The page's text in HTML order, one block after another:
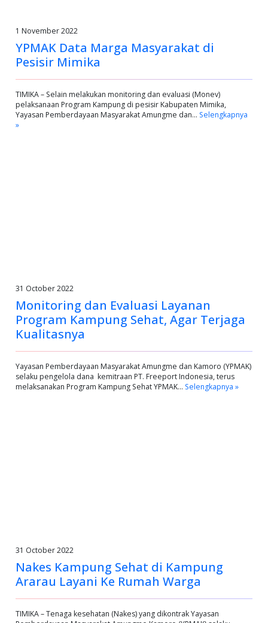
1 November 2022
YPMAK Data Marga Masyarakat di
Pesisir Mimika
TIMIKA – Selain melakukan monitoring dan evaluasi (Monev)
pelaksanaan Program Kampung di pesisir Kabupaten Mimika,
Yayasan Pemberdayaan Masyarakat Amungme dan… Selengkapnya
»
31 October 2022
Monitoring dan Evaluasi Layanan
Program Kampung Sehat, Agar Terjaga
Kualitasnya
Yayasan Pemberdayaan Masyarakat Amungme dan Kamoro (YPMAK)
selaku pengelola dana kemitraan PT. Freeport Indonesia, terus
melaksanakan Program Kampung Sehat YPMAK… Selengkapnya »
31 October 2022
Nakes Kampung Sehat di Kampung
Ararau Layani Ke Rumah Warga
TIMIKA – Tenaga kesehatan (Nakes) yang dikontrak Yayasan